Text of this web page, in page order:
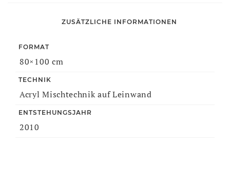
ZUSÄTZLICHE INFORMATIONEN
FORMAT
80×100 cm
TECHNIK
Acryl Mischtechnik auf Leinwand
ENTSTEHUNGSJAHR
2010